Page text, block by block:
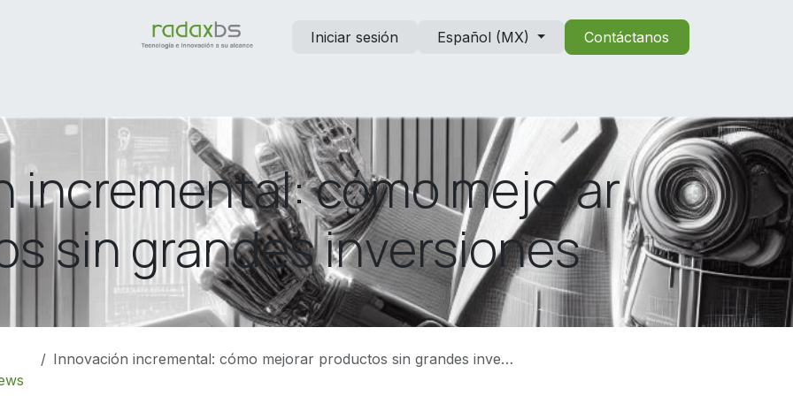
Iniciar sesión
Español (MX) Contáctanos
incremental: cómo mejorar
sin grandes inversiones
Innovación incremental: cómo mejorar productos sin grandes inversiones